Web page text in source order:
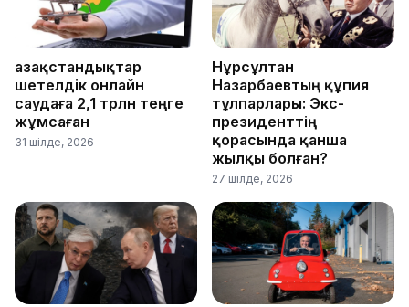
Қазақстандықтар
шетелдік онлайн
саудаға 2,1 трлн теңге
жұмсаған
31 шілде, 2026
Нұрсұлтан
Назарбаевтың құпия
тұлпарлары: Экс-
президенттің
қорасында қанша
жылқы болған?
27 шілде, 2026